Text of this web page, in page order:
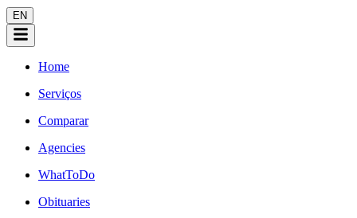
EN
Home
Serviços
Comparar
Agencies
WhatToDo
Obituaries